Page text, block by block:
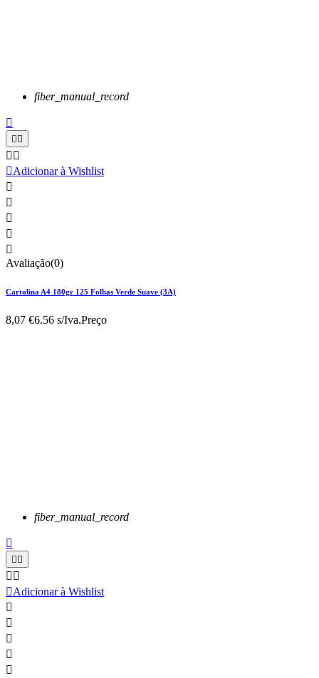
fiber_manual_record

 
 
Adicionar à Wishlist





Avaliação(0)
Cartolina A4 180gr 125 Folhas Verde Suave (3A)
8,07 €6.56 s/Iva.Preço
fiber_manual_record

 
 
Adicionar à Wishlist




